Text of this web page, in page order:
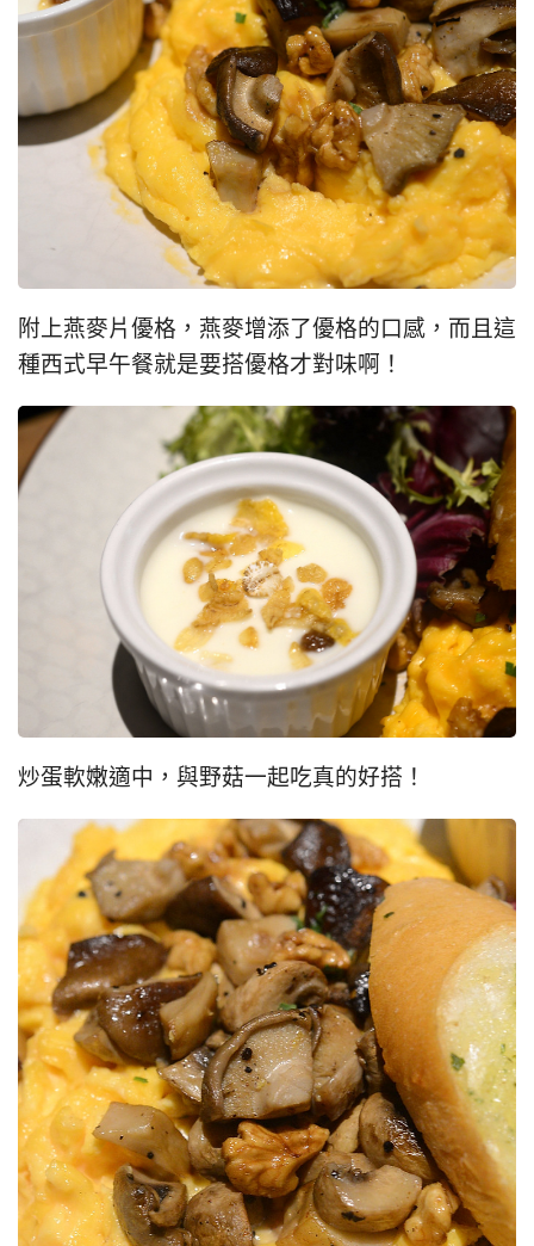
附上燕麥片優格，燕麥增添了優格的口感，而且這
種西式早午餐就是要搭優格才對味啊！
炒蛋軟嫩適中，與野菇一起吃真的好搭！